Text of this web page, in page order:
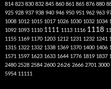
814 823 830 832 845 860 861 865 876 880
925 928 937 938 940 946 950 951 962 963
1008 1012 1015 1017 1026 1030 1032 1034
1092 1093 1110 1111 1113 1116 1118
1155 1169 1170 1203 1212 1231 1232 1241
1315 1322 1332 1338 1369 1370 1400 1406
1571 1597 1623 1633 1644 1776 1819 1837
2480 2528 2584 2600 2626 2666 2701 3000
5954 11111